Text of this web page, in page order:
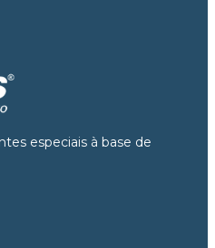
especiais à base de